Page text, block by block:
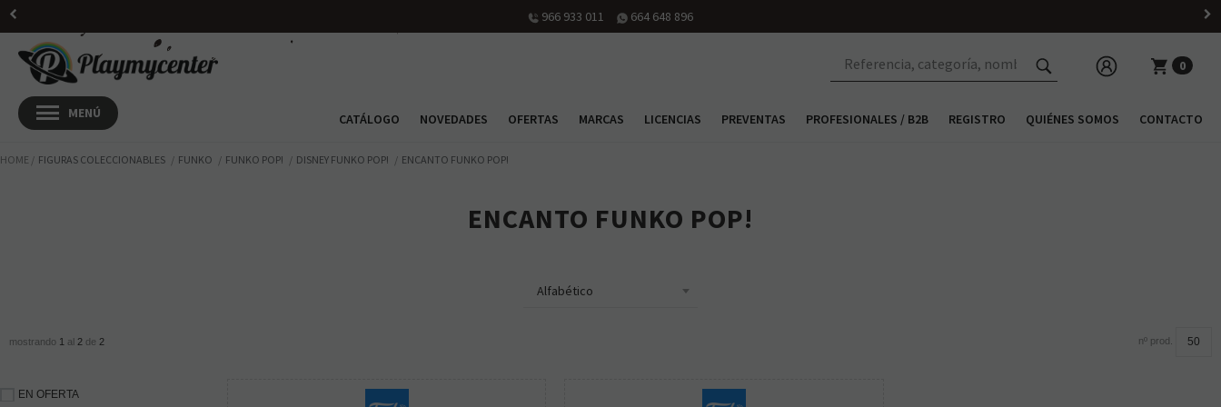
966 933 011 664 648 896
0
CATÁLOGO NOVEDADES OFERTAS MARCAS LICENCIAS PREVENTAS PROFESIONALES / B2B REGISTRO QUIÉNES SOMOS CONTACTO
HOME FIGURAS COLECCIONABLES FUNKO FUNKO POP! DISNEY FUNKO POP! ENCANTO FUNKO POP!
ENCANTO FUNKO POP!
mostrando 1 al 2 de 2 nº prod.
EN OFERTA